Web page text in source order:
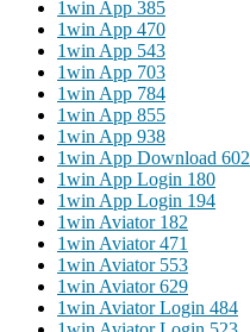
1win App 385
1win App 470
1win App 543
1win App 703
1win App 784
1win App 855
1win App 938
1win App Download 602
1win App Login 180
1win App Login 194
1win Aviator 182
1win Aviator 471
1win Aviator 553
1win Aviator 629
1win Aviator Login 484